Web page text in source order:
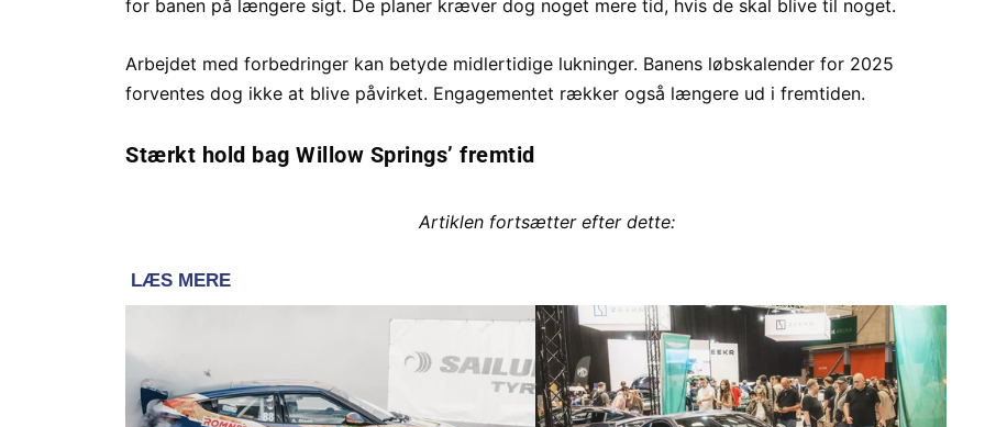
for banen på længere sigt. De planer kræver dog noget mere tid, hvis de skal blive til noget.
Arbejdet med forbedringer kan betyde midlertidige lukninger. Banens løbskalender for 2025
forventes dog ikke at blive påvirket. Engagementet rækker også længere ud i fremtiden.
Stærkt hold bag Willow Springs’ fremtid
Artiklen fortsætter efter dette: